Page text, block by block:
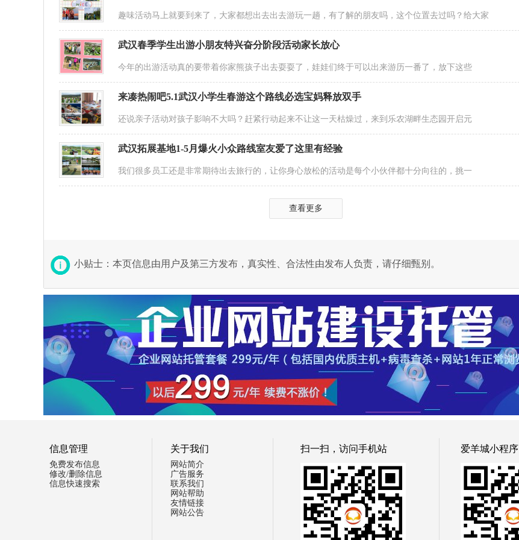
趣味活动马上就要到来了，大家都想出去出去游玩一趟，有了解的朋友吗，这个位置去过吗？给大家
武汉春季学生出游小朋友特兴奋分阶段活动家长放心
今年的出游活动真的要带着你家熊孩子出去耍耍了，娃娃们终于可以出来游历一番了，放下这些
来凑热闹吧5.1武汉小学生春游这个路线必选宝妈释放双手
还说亲子活动对孩子影响不大吗？赶紧行动起来不让这一天枯燥过，来到乐农湖畔生态园开启元
武汉拓展基地1-5月爆火小众路线室友爱了这里有经验
我们很多员工还是非常期待出去旅行的，让你身心放松的活动是每个小伙伴都十分向往的，挑一
查看更多
小贴士：本页信息由用户及第三方发布，真实性、合法性由发布人负责，请仔细甄别。
信息管理
免费发布信息
修改/删除信息
信息快速搜索
关于我们
网站简介
广告服务
联系我们
网站帮助
友情链接
网站公告
扫一扫，访问手机站 爱羊城小程序